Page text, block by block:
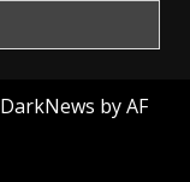
DarkNews by AF